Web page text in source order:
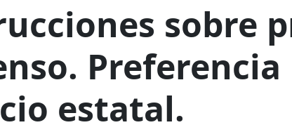
sobre
estatal.